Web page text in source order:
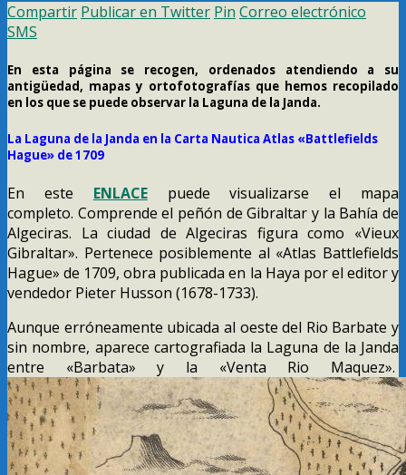
Compartir Publicar en Twitter Pin Correo electrónico
SMS
En esta página se recogen, ordenados atendiendo a su
antigüedad, mapas y ortofotografías que hemos recopilado
en los que se puede observar la Laguna de la Janda.
La Laguna de la Janda en la Carta Nautica Atlas «Battlefields
Hague» de 1709
En este ENLACEpuede visualizarse el mapa
completo. Comprende el peñón de Gibraltar y la Bahía de
Algeciras. La ciudad de Algeciras figura como «Vieux
Gibraltar». Pertenece posiblemente al «Atlas Battlefields
Hague» de 1709, obra publicada en la Haya por el editor y
vendedor Pieter Husson (1678-1733).
Aunque erróneamente ubicada al oeste del Rio Barbate y
sin nombre, aparece cartografiada la Laguna de la Janda
entre «Barbata» y la «Venta Rio Maquez».